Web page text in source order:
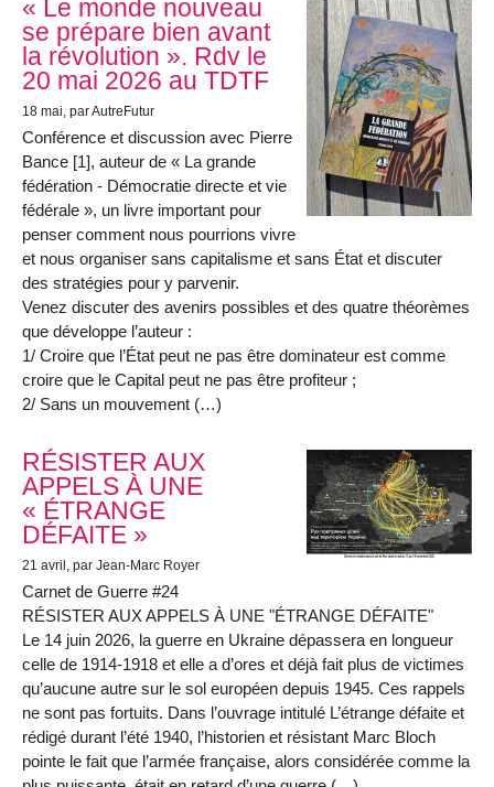
« Le monde nouveau
se prépare bien avant
la révolution ». Rdv le
20 mai 2026 au TDTF
18 mai, par AutreFutur
Conférence et discussion avec Pierre
Bance [1], auteur de « La grande
fédération - Démocratie directe et vie
fédérale », un livre important pour
penser comment nous pourrions vivre
et nous organiser sans capitalisme et sans État et discuter
des stratégies pour y parvenir.
Venez discuter des avenirs possibles et des quatre théorèmes
que développe l’auteur :
1/ Croire que l’État peut ne pas être dominateur est comme
croire que le Capital peut ne pas être profiteur ;
2/ Sans un mouvement (…)
RÉSISTER AUX
APPELS À UNE
« ÉTRANGE
DÉFAITE »
21 avril , par Jean-Marc Royer
Carnet de Guerre #24
RÉSISTER AUX APPELS À UNE "ÉTRANGE DÉFAITE"
Le 14 juin 2026, la guerre en Ukraine dépassera en longueur
celle de 1914-1918 et elle a d’ores et déjà fait plus de victimes
qu’aucune autre sur le sol européen depuis 1945. Ces rappels
ne sont pas fortuits. Dans l’ouvrage intitulé L’étrange défaite et
rédigé durant l’été 1940, l’historien et résistant Marc Bloch
pointe le fait que l’armée française, alors considérée comme la